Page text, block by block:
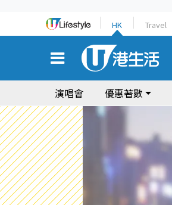
HK Travel
演唱會 優惠著數